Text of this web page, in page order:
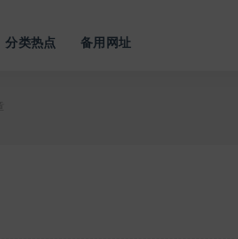
分类热点 备用网址